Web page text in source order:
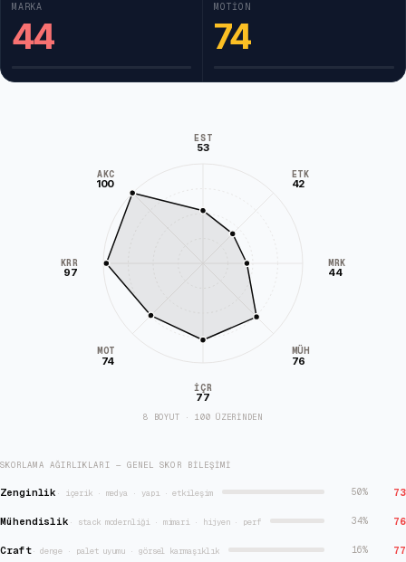
MARKA
44
MOTION
74
EST
53
ETK
42
MRK
44
MÜH
76
İÇR
77
MOT
74
KRR
97
AKC
100
8 BOYUT · 100 ÜZERİNDEN
SKORLAMA AĞIRLIKLARI — GENEL SKOR BILEŞIMI
Zenginlik · içerik · medya · yapı · etkileşim 50% 73
Mühendislik · stack modernliği · mimari · hijyen · perf 34% 76
Craft·denge · palet uyumu · görsel karmaşıklık 16% 77